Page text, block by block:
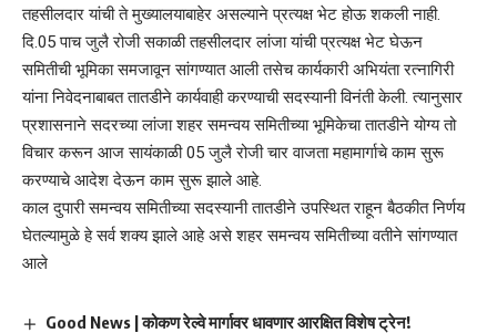
तहसीलदार यांची ते मुख्यालयाबाहेर असल्याने प्रत्यक्ष भेट होऊ शकली नाही.
दि.05 पाच जुलै रोजी सकाळी तहसीलदार लांजा यांची प्रत्यक्ष भेट घेऊन
समितीची भूमिका समजावून सांगण्यात आली तसेच कार्यकारी अभियंता रत्नागिरी
यांना निवेदनाबाबत तातडीने कार्यवाही करण्याची सदस्यानी विनंती केली. त्यानुसार
प्रशासनाने सदरच्या लांजा शहर समन्वय समितीच्या भूमिकेचा तातडीने योग्य तो
विचार करून आज सायंकाळी 05 जुलै रोजी चार वाजता महामार्गाचे काम सुरू
करण्याचे आदेश देऊन काम सुरू झाले आहे.
काल दुपारी समन्वय समितीच्या सदस्यानी तातडीने उपस्थित राहून बैठकीत निर्णय
घेतल्यामुळे हे सर्व शक्य झाले आहे असे शहर समन्वय समितीच्या वतीने सांगण्यात
आले
Good News | कोकण रेल्वे मार्गावर धावणार आरक्षित विशेष ट्रेन!